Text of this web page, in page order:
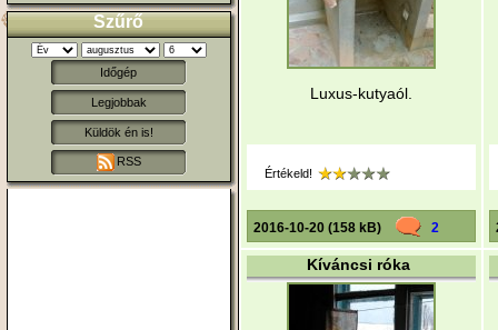
Szűrő
Időgép
Legjobbak
Küldök én is!
RSS
Luxus-kutyaól.
Értékeld!
2016-10-20 (158 kB) 2
Kíváncsi róka